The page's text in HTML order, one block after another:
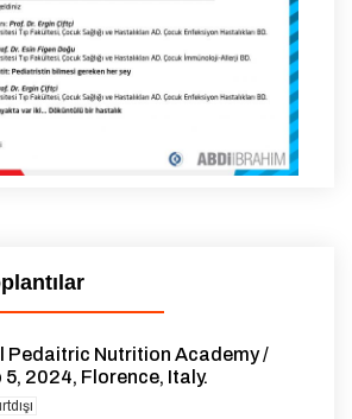
Pedaitric Nutrition Academy /
2024, Florence, Italy.